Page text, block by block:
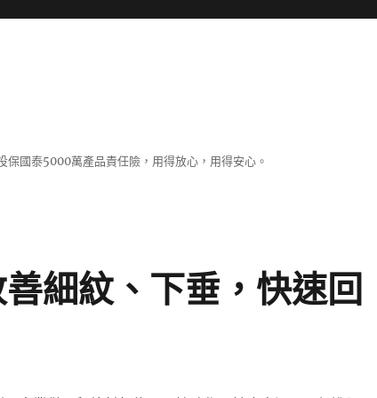
保國泰5000萬產品責任險，用得放心，用得安心。
細紋、下垂，快速回